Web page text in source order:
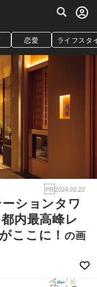
プレミアムレストラン予約
恋愛 ライフスタ
PR2024.02.22
ションタワ
内最高峰レ
ここに！の画